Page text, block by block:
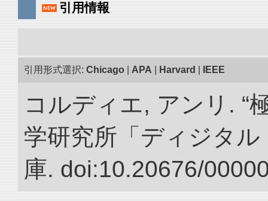
引用情報
引用形式選択: Chicago APA Harvard IEEE
コルディエ, アンリ. “
学研究所「ディジタ
庫. doi:10.20676/